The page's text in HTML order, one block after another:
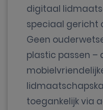
digitaal
speciaal gericht
Geen
plastic passen –
toegankelijk via